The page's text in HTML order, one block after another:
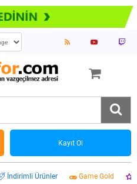
Kayıt Ol
İndirimli Ürünler Game Gold